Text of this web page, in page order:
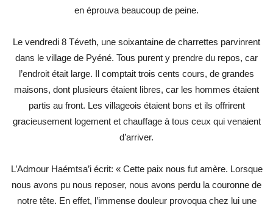
en éprouva beaucoup de peine.
Le vendredi 8 Téveth, une soixantaine de charrettes parvinrent
dans le village de Pyéné. Tous purent y prendre du repos, car
l’endroit était large. Il comptait trois cents cours, de grandes
maisons, dont plusieurs étaient libres, car les hommes étaient
partis au front. Les villageois étaient bons et ils offrirent
gracieusement logement et chauffage à tous ceux qui venaient
d’arriver.
L’Admour Haémtsa’i écrit: « Cette paix nous fut amère. Lorsque
nous avons pu nous reposer, nous avons perdu la couronne de
notre tête. En effet, l’immense douleur provoqua chez lui une